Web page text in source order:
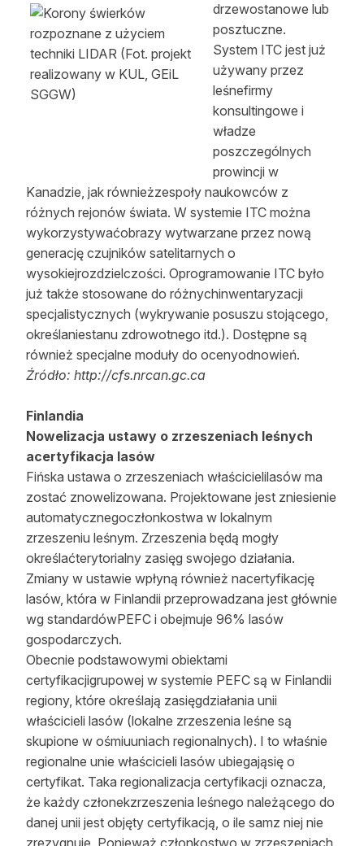
drzewostanowe lub
posztuczne.
System ITC jest już
używany przez
leśnefirmy
konsultingowe i
władze
poszczególnych
prowincji w
Kanadzie, jak równieżzespoły naukowców z
różnych rejonów świata. W systemie ITC można
wykorzystywaćobrazy wytwarzane przez nową
generację czujników satelitarnych o
wysokiejrozdzielczości. Oprogramowanie ITC było
już także stosowane do różnychinwentaryzacji
specjalistycznych (wykrywanie posuszu stojącego,
określaniestanu zdrowotnego itd.). Dostępne są
również specjalne moduły do ocenyodnowień.
Źródło: http://cfs.nrcan.gc.ca
Finlandia
Nowelizacja ustawy o zrzeszeniach leśnych
acertyfikacja lasów
Fińska ustawa o zrzeszeniach właścicielilasów ma
zostać znowelizowana. Projektowane jest zniesienie
automatycznegoczłonkostwa w lokalnym
zrzeszeniu leśnym. Zrzeszenia będą mogły
określaćterytorialny zasięg swojego działania.
Zmiany w ustawie wpłyną również nacertyfikację
lasów, która w Finlandii przeprowadzana jest głównie
wg standardówPEFC i obejmuje 96% lasów
gospodarczych.
Obecnie podstawowymi obiektami
certyfikacjigrupowej w systemie PEFC są w Finlandii
regiony, które określają zasięgdziałania unii
właścicieli lasów (lokalne zrzeszenia leśne są
skupione w ośmiuuniach regionalnych). I to właśnie
regionalne unie właścicieli lasów ubiegająsię o
certyfikat. Taka regionalizacja certyfikacji oznacza,
że każdy członekzrzeszenia leśnego należącego do
danej unii jest objęty certyfikacją, o ile samz niej nie
zrezygnuje. Ponieważ członkostwo w zrzeszeniach